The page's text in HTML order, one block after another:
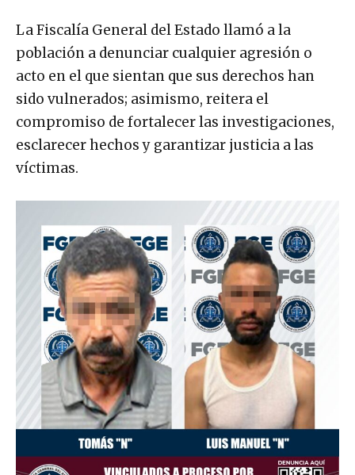
La Fiscalía General del Estado llamó a la
población a denunciar cualquier agresión o
acto en el que sientan que sus derechos han
sido vulnerados; asimismo, reitera el
compromiso de fortalecer las investigaciones,
esclarecer hechos y garantizar justicia a las
víctimas.